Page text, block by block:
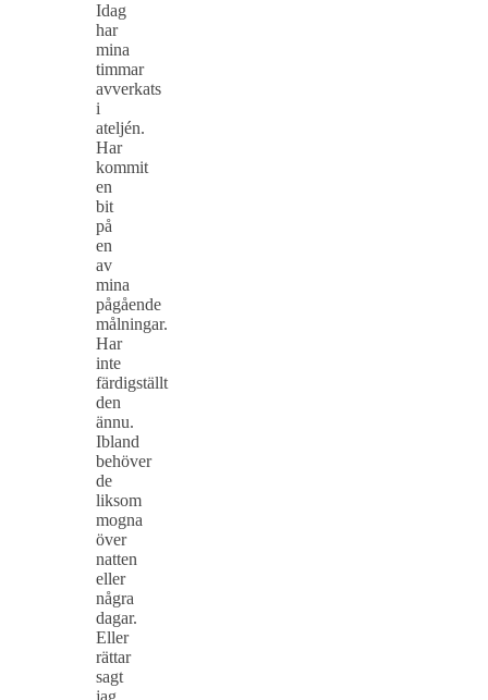
Idag
har
mina
timmar
avverkats
i
ateljén.
Har
kommit
en
bit
på
en
av
mina
pågående
målningar.
Har
inte
färdigställt
den
ännu.
Ibland
behöver
de
liksom
mogna
över
natten
eller
några
dagar.
Eller
rättar
sagt